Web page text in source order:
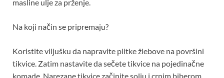
masline ulje za prženje.
Na koji način se pripremaju?
Koristite viljušku da napravite plitke žlebove na površini
tikvice. Zatim nastavite da sečete tikvice na pojedinačne
komade. Narezane tikvice začinite solju i crnim biberom.